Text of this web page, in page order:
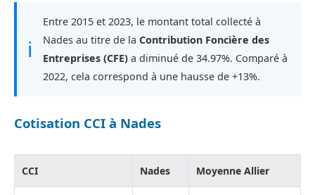
ℹ
Entre 2015 et 2023, le montant total collecté à
Nades au titre de la Contribution Foncière des
Entreprises (CFE) a diminué de 34.97%. Comparé à
2022, cela correspond à une hausse de +13%.
Cotisation CCI à Nades
CCI Nades Moyenne Allier